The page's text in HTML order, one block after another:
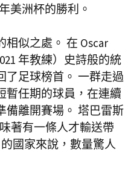
美洲杯的勝利。
似之處。 在 Oscar
年教練）史詩般的統
了足球榜首。 一群走過
暫任期的球員，在連續
備離開賽場。 塔巴雷斯
著有一條人才輸送帶
國家來說，數量驚人